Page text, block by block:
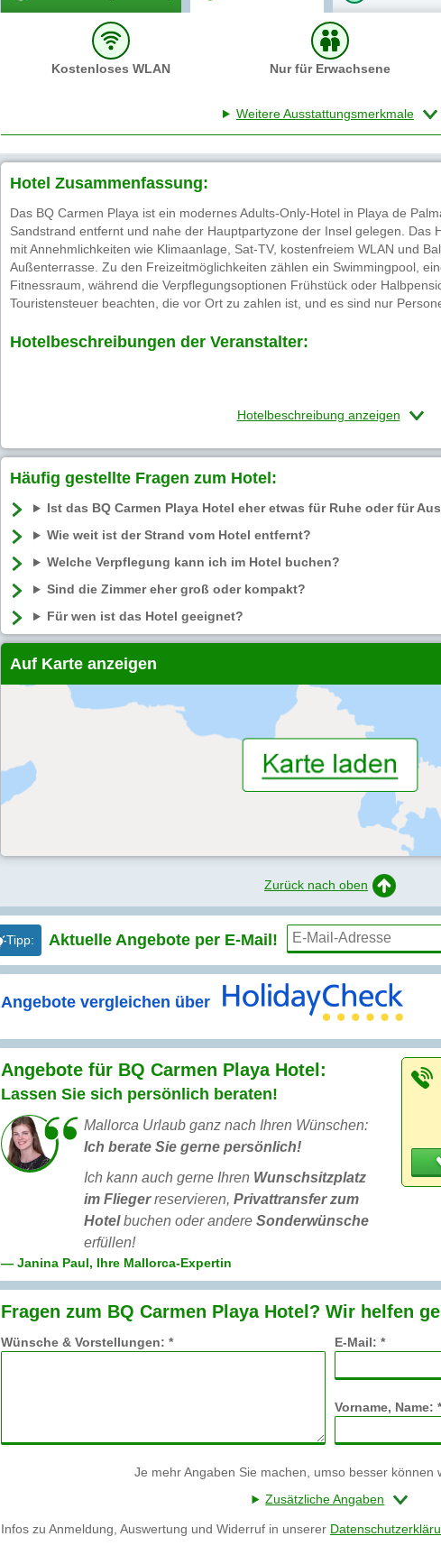
Kostenloses WLAN Nur für Erwachsene
Weitere Ausstattungsmerkmale
Hotel Zusammenfassung:
Das BQ Carmen Playa ist ein modernes Adults-Only-Hotel in Playa de
Sandstrand entfernt und nahe der Hauptpartyzone der Insel gelegen. Das
mit Annehmlichkeiten wie Klimaanlage, Sat-TV, kostenfreiem WLAN und
Außenterrasse. Zu den Freizeitmöglichkeiten zählen ein Swimmingpool,
Fitnessraum, während die Verpflegungsoptionen Frühstück oder
Touristensteuer beachten, die vor Ort zu zahlen ist, und es sind nur
Hotelbeschreibungen der Veranstalter:
Hotelbeschreibung anzeigen
Häufig gestellte Fragen zum Hotel:
Ist das BQ Carmen Playa Hotel eher etwas für Ruhe oder für
Wie weit ist der Strand vom Hotel entfernt?
Welche Verpflegung kann ich im Hotel buchen?
Sind die Zimmer eher groß oder kompakt?
Für wen ist das Hotel geeignet?
Auf Karte anzeigen
Zurück nach oben
Tipp: Aktuelle Angebote per E-Mail!
Angebote vergleichen über
Angebote für BQ Carmen Playa Hotel:
Lassen Sie sich persönlich beraten!
Mallorca Urlaub ganz nach Ihren Wünschen:
Ich berate Sie gerne persönlich!
Ich kann auch gerne Ihren Wunschsitzplatz
im Fliegerreservieren, Privattransfer zum
Hotelbuchen oder andere Sonderwünsche
erfüllen!
— Janina Paul, Ihre Mallorca-Expertin
Fragen zum BQ Carmen Playa Hotel? Wir helfen
Wünsche & Vorstellungen: * E-Mail: *
Vorname, Name: *
Je mehr Angaben Sie machen, umso besser können
Zusätzliche Angaben
Infos zu Anmeldung, Auswertung und Widerruf in unserer